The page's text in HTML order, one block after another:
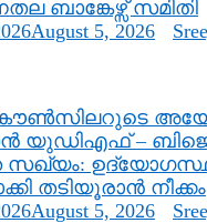
ബാങ്കേഴ്സ് സമിതി
August 5, 2026
കൗൺസിലറുടെ
യുഡിഎഫ് –
സഖ്യം:
തടിയൂരാൻ നീക്കം
August 5, 2026